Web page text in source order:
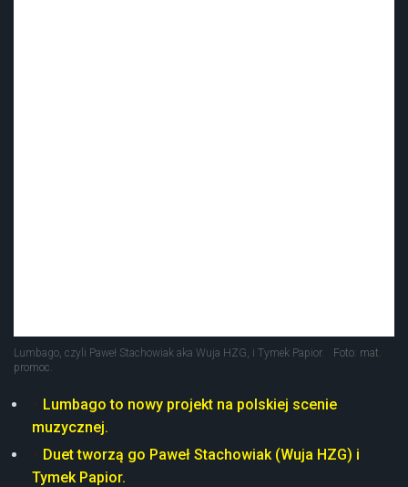
Lumbago, czyli Paweł Stachowiak aka Wuja HZG, i Tymek Papior.
Foto: mat.
promoc.
Lumbago to nowy projekt na polskiej scenie
muzycznej.
Duet tworzą go Paweł Stachowiak (Wuja HZG) i
Tymek Papior.